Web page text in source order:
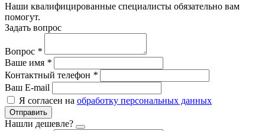
Наши квалифицированные специалисты обязательно вам
помогут.
Задать вопрос
Вопрос *
Ваше имя *
Контактный телефон *
Ваш E-mail
Я согласен на обработку персональных данных
Отправить
Нашли дешевле?